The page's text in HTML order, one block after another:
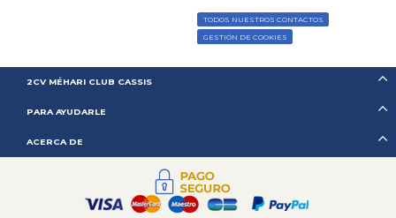
TODOS NUESTROS CONTACTOS
GESTIÓN DE COOKIES
2CV MÉHARI CLUB CASSIS
PARA AYUDARLE
ACERCA DE